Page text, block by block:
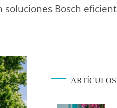
Bosch